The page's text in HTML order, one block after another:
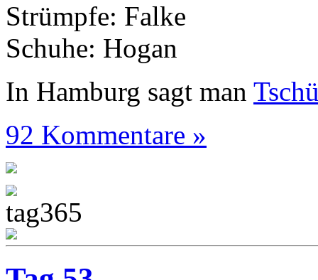
Strümpfe: Falke
Schuhe: Hogan
In Hamburg sagt man
92 Kommentare »